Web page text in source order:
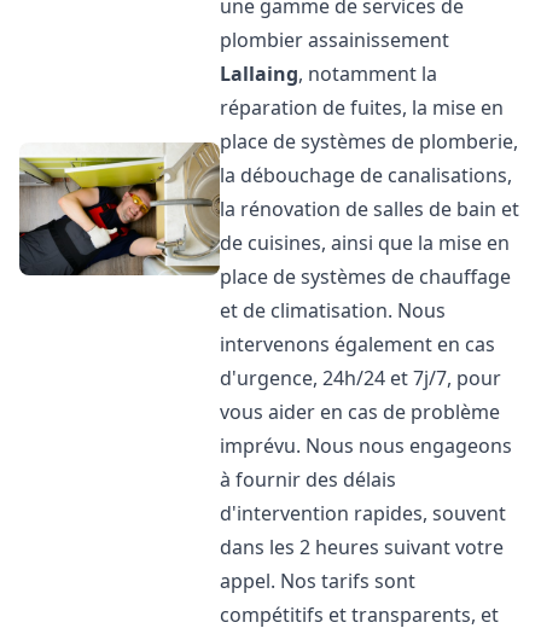
une gamme de services de
plombier assainissement
Lallaing, notamment la
réparation de fuites, la mise en
place de systèmes de plomberie,
la débouchage de canalisations,
la rénovation de salles de bain et
de cuisines, ainsi que la mise en
place de systèmes de chauffage
et de climatisation. Nous
intervenons également en cas
d'urgence, 24h/24 et 7j/7, pour
vous aider en cas de problème
imprévu. Nous nous engageons
à fournir des délais
d'intervention rapides, souvent
dans les 2 heures suivant votre
appel. Nos tarifs sont
compétitifs et transparents, et